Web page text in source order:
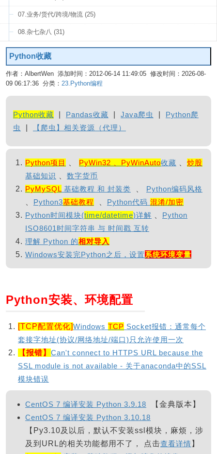
07.业务/货代/跨境/物流 (25)
08.杂七杂八 (31)
Python收藏
作者：AlbertWen 添加时间：2012-06-14 11:49:05 修改时间：2026-08-
09 06:17:36 分类： 23.Python编程
Python收藏 Pandas收藏 Java爬虫
Python爬
虫
【爬虫】相关资源（代理）
Python项目 PyWin32 、PyWinAuto收藏
炒股
基础知识
数字货币
PyMySQL 基础教程 和 封装类
Python编码风格
Python3基础教程 Python代码 混淆/加密
Python时间模块(time/datetime)详解
Python
ISO8601时间字符串 与 时间戳 互转
理解 Python 的相对导入
Windows安装完Python之后，设置系统环境变量
Python安装、环境配置
[TCP配置优化]Windows TCP Socket报错：通常每个
套接字地址(协议/网络地址/端口)只允许使用一次
【报错】 Can't connect to HTTPS URL because the
SSL module is not available - 关于anaconda中的SSL
模块错误
CentOS 7 编译安装 Python 3.9.18 【金典版本】
CentOS 7 编译安装 Python 3.10.18
【Py3.10及以后，默认不安装ssl模块，麻烦，涉
及到URL的相关功能都用不了， 点击查看详情 】